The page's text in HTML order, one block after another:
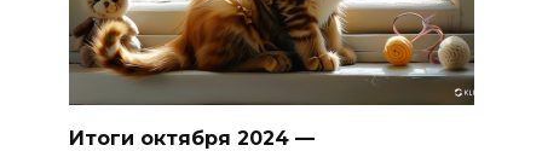
Итоги октября 2024 —